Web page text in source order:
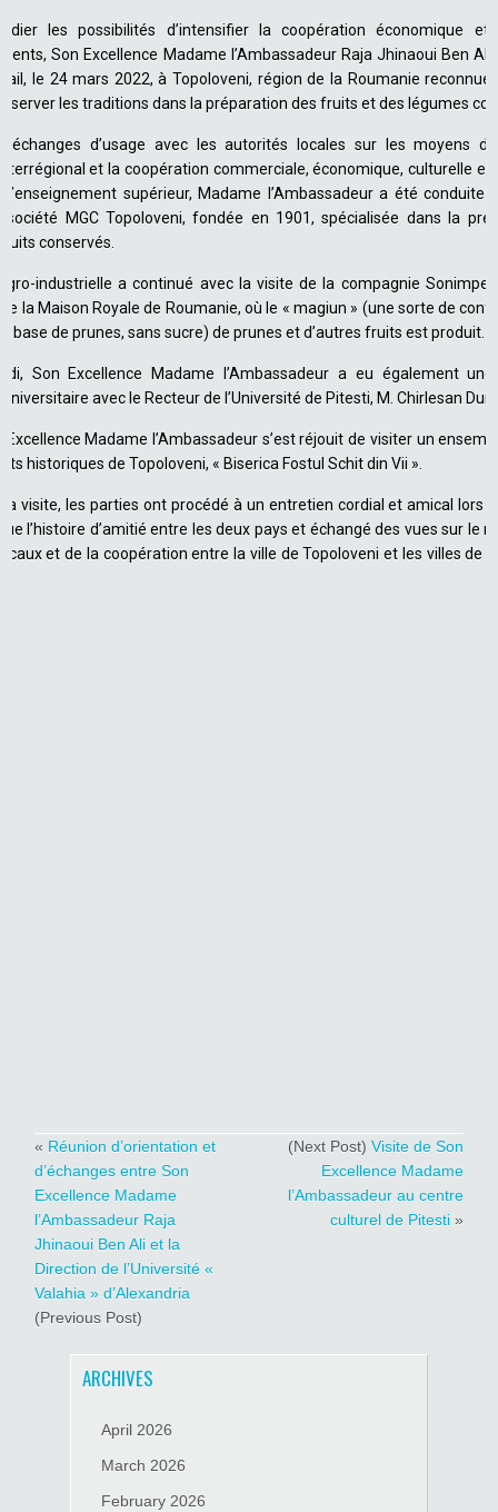
les possibilités d’intensifier la coopération économique et
Son Excellence Madame l’Ambassadeur Raja Jhinaoui Ben
le 24 mars 2022, à Topoloveni, région de la Roumanie
les traditions dans la préparation des fruits et des légumes
d’usage avec les autorités locales sur les moyens
et la coopération commerciale, économique, culturelle et
l’enseignement supérieur, Madame l’Ambassadeur a été conduite
MGC Topoloveni, fondée en 1901, spécialisée dans la
conservés.
industrielle a continué avec la visite de la compagnie Sonimpex
la Maison Royale de Roumanie, où le « magiun » (une sorte de
base de prunes, sans sucre) de prunes et d’autres fruits est produit.
Son Excellence Madame l’Ambassadeur a eu également
avec le Recteur de l’Université de Pitesti, M. Chirlesan
Madame l’Ambassadeur s’est réjouit de visiter un
historiques de Topoloveni, « Biserica Fostul Schit din Vii ».
visite, les parties ont procédé à un entretien cordial et amical lors
l’histoire d’amitié entre les deux pays et échangé des vues sur le
et de la coopération entre la ville de Topoloveni et les villes de
« Réunion d’orientation et
d’échanges entre Son
Excellence Madame
l’Ambassadeur Raja
Jhinaoui Ben Ali et la
Direction de l’Université «
Valahia » d’Alexandria
(Previous Post)
(Next Post) Visite de Son
Excellence Madame
l’Ambassadeur au centre
culturel de Pitesti»
ARCHIVES
April 2026
March 2026
February 2026